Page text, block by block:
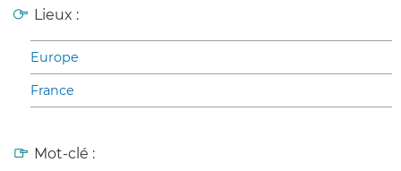
Lieux :
Europe
France
Mot-clé :